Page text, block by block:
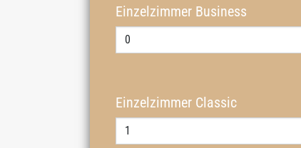
Einzelzimmer Business
Einzelzimmer Classic